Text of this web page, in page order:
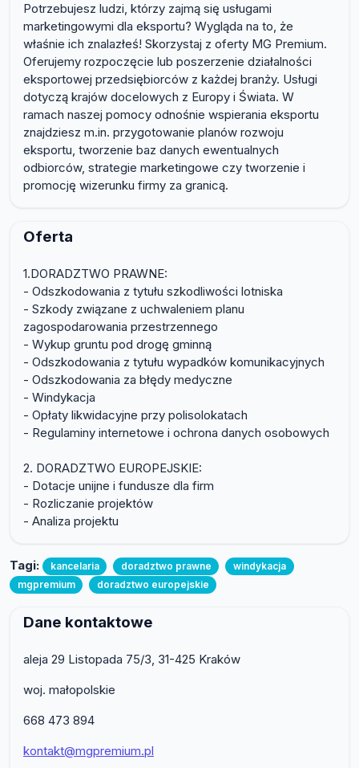
Potrzebujesz ludzi, którzy zajmą się usługami
marketingowymi dla eksportu? Wygląda na to, że
właśnie ich znalazłeś! Skorzystaj z oferty MG Premium.
Oferujemy rozpoczęcie lub poszerzenie działalności
eksportowej przedsiębiorców z każdej branży. Usługi
dotyczą krajów docelowych z Europy i Świata. W
ramach naszej pomocy odnośnie wspierania eksportu
znajdziesz m.in. przygotowanie planów rozwoju
eksportu, tworzenie baz danych ewentualnych
odbiorców, strategie marketingowe czy tworzenie i
promocję wizerunku firmy za granicą.
Oferta
1.DORADZTWO PRAWNE:
- Odszkodowania z tytułu szkodliwości lotniska
- Szkody związane z uchwaleniem planu
zagospodarowania przestrzennego
- Wykup gruntu pod drogę gminną
- Odszkodowania z tytułu wypadków komunikacyjnych
- Odszkodowania za błędy medyczne
- Windykacja
- Opłaty likwidacyjne przy polisolokatach
- Regulaminy internetowe i ochrona danych osobowych
2. DORADZTWO EUROPEJSKIE:
- Dotacje unijne i fundusze dla firm
- Rozliczanie projektów
- Analiza projektu
Tagi: kancelaria doradztwo prawne
windykacja
mgpremium
doradztwo europejskie
Dane kontaktowe
aleja 29 Listopada 75/3, 31-425 Kraków
woj. małopolskie
668 473 894
kontakt@mgpremium.pl